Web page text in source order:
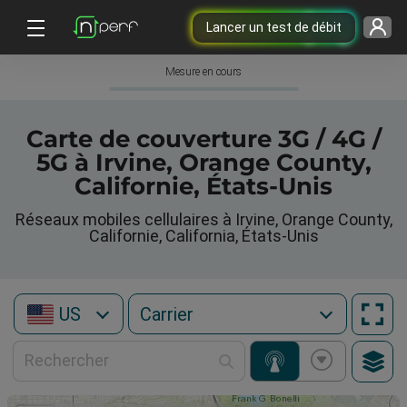
Lancer un test de débit
Mesure en cours
Carte de couverture 3G / 4G /
5G à Irvine, Orange County,
Californie, États-Unis
Réseaux mobiles cellulaires à Irvine, Orange County,
Californie, California, États-Unis
US